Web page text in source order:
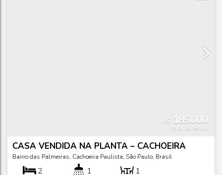
R$ 185.000
Valor de Venda
CASA VENDIDA NA PLANTA – CACHOEIRA
PAULISTA/SP
Bairro das Palmeiras, Cachoeira Paulista, São Paulo, Brasil
2 1 1